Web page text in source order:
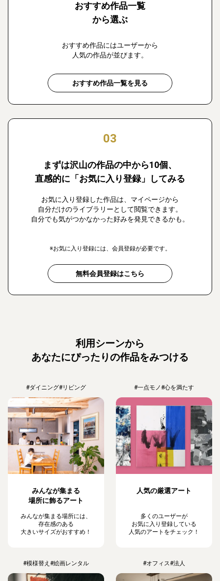
おすすめ作品一覧
から選ぶ
おすすめ作品にはユーザーから
人気の作品が並びます。
おすすめ作品一覧を見る
03
まずは沢山の作品の中から10個、
直感的に「お気に入り登録」してみる
お気に入り登録した作品は、マイページから
自分だけのライブラリーとして閲覧できます。
自分でも気がつかなかった好みを発見できるかも。
※お気に入り登録には、会員登録が必要です。
無料会員登録はこちら
利用シーンから
あなたにぴったりの作品をみつける
#ダイニング#リビング
みんなが集まる
場所に飾るアート
みんなが集まる場所には、
存在感のある
大きいサイズがおすすめ！
#一点モノ#心を満たす
人気の厳選アート
多くのユーザーが
お気に入り登録している
人気のアートをチェック！
#模様替え #絵画レンタル #オフィス#法人